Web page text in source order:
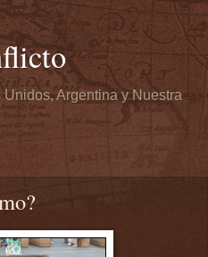
Argentina y Nuestra